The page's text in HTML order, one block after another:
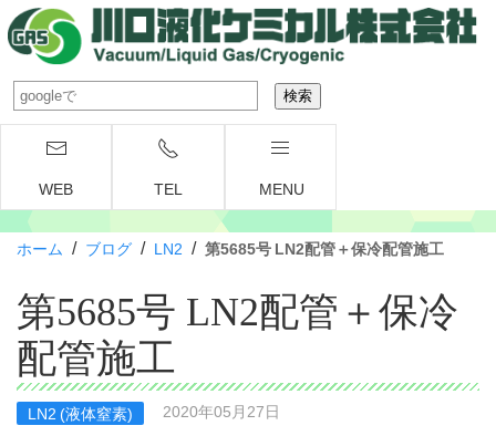
WEB TEL MENU
ホーム / ブログ / LN2 / 第5685号 LN2配管＋保冷配管施工
第5685号 LN2配管＋保冷
配管施工
LN2 (液体窒素) 2020年05月27日